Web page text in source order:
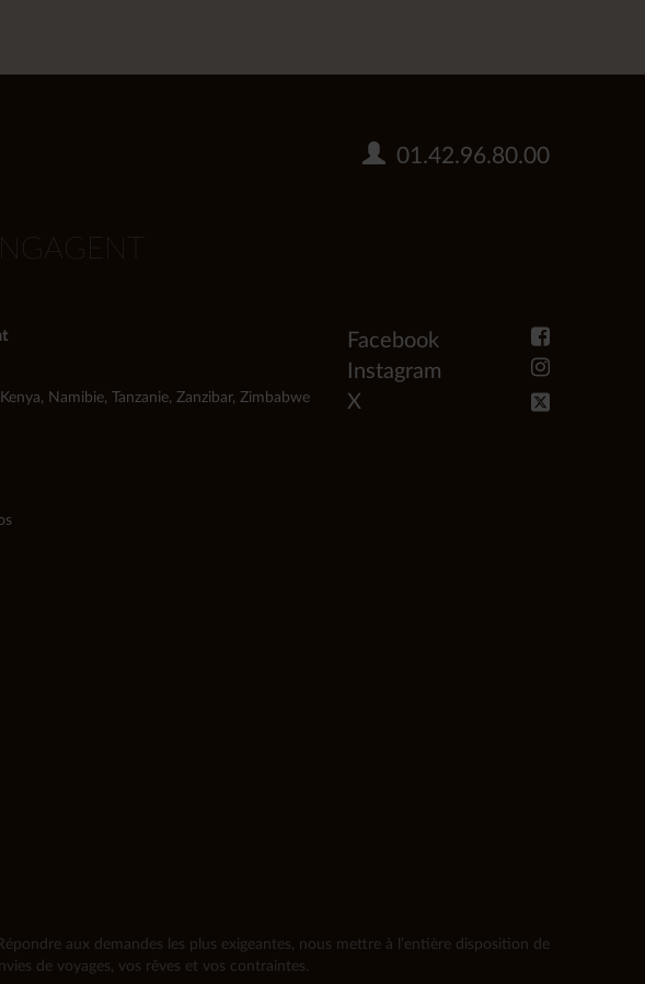
01.42.96.80.00
Kenya, Namibie, Tanzanie, Zanzibar, Zimbabwe
Facebook
Instagram
X
aux demandes les plus exigeantes, nous mettre à l’entière disposition de
de voyages, vos rêves et vos contraintes.